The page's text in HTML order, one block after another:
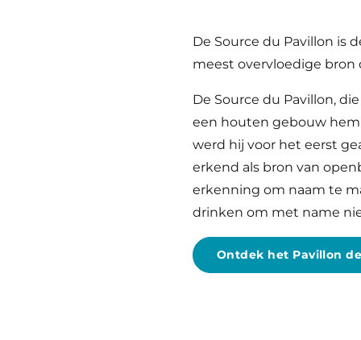
De Source du Pavillon is
meest overvloedige
De Source du Pavillon,
een houten gebouw
werd hij voor het eerst
erkend als bron van
erkenning om naam te
drinken om met name
Ontdek het Pavillon